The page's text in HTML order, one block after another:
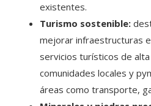
existentes.
Turismo sostenible:
mejorar infraestructuras
servicios turísticos de
comunidades locales y
áreas como transporte,